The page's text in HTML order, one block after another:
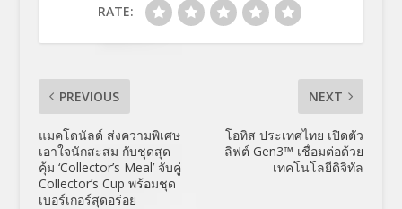
RATE:
PREVIOUS
แมคโดนัลด์ ส่งความพิเศษ
เอาใจนักสะสม กับชุดสุด
คุ้ม ‘Collector’s Meal’ จับคู่
Collector’s Cup พร้อมชุด
เบอร์เกอร์สุดอร่อย
NEXT
โอทิส ประเทศไทย เปิดตัว
ลิฟต์ Gen3™ เชื่อมต่อด้วย
เทคโนโลยีดิจิทัล